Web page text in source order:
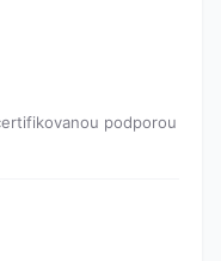
podporou